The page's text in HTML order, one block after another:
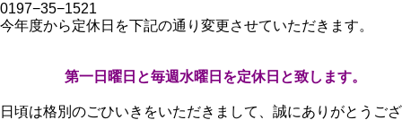
0197−35−1521
今年度から定休日を下記の通り変更させていただきます。
第一日曜日と毎週水曜日を定休日と致します。
日頃は格別のごひいきをいただきまして、誠にありがとうござ